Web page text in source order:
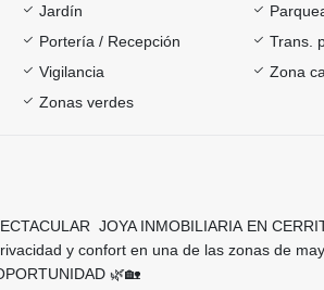
Jardín
Portería / Recepción
Trans.
Vigilancia
Zona
Zonas verdes
JOYA INMOBILIARIA EN
y confort en una de las zonas de
🌿🏡